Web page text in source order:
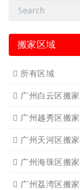
搬家区域
所有区域
广州白云区搬
广州越秀区搬
广州天河区搬
广州海珠区搬
广州荔湾区搬